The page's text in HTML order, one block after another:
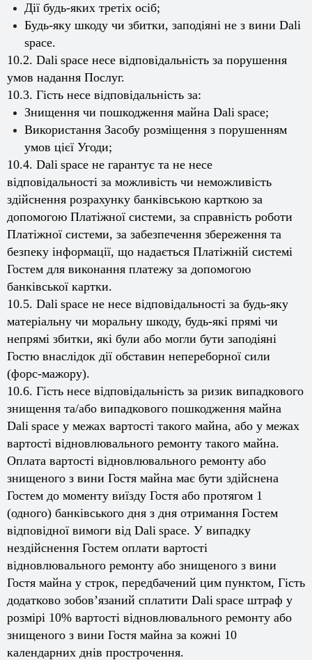
Дії будь-яких третіх осіб;
Будь-яку шкоду чи збитки, заподіяні не з вини Dali
space.
10.2. Dali space несе відповідальність за порушення
умов надання Послуг.
10.3. Гість несе відповідальність за:
Знищення чи пошкодження майна Dali space;
Використання Засобу розміщення з порушенням
умов цієї Угоди;
10.4. Dali space не гарантує та не несе
відповідальності за можливість чи неможливість
здійснення розрахунку банківською карткою за
допомогою Платіжної системи, за справність роботи
Платіжної системи, за забезпечення збереження та
безпеку інформації, що надається Платіжній системі
Гостем для виконання платежу за допомогою
банківської картки.
10.5. Dali space не несе відповідальності за будь-яку
матеріальну чи моральну шкоду, будь-які прямі чи
непрямі збитки, які були або могли бути заподіяні
Гостю внаслідок дії обставин непереборної сили
(форс-мажору).
10.6. Гість несе відповідальність за ризик випадкового
знищення та/або випадкового пошкодження майна
Dali space у межах вартості такого майна, або у межах
вартості відновлювального ремонту такого майна.
Оплата вартості відновлювального ремонту або
знищеного з вини Гостя майна має бути здійснена
Гостем до моменту виїзду Гостя або протягом 1
(одного) банківського дня з дня отримання Гостем
відповідної вимоги від Dali space. У випадку
нездійснення Гостем оплати вартості
відновлювального ремонту або знищеного з вини
Гостя майна у строк, передбачений цим пунктом, Гість
додатково зобов’язаний сплатити Dali space штраф у
розмірі 10% вартості відновлювального ремонту або
знищеного з вини Гостя майна за кожні 10
календарних днів прострочення.